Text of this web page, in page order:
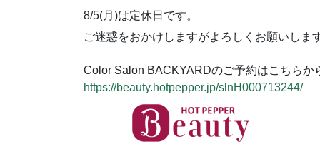
8/5(月)は定休日です。
ご迷惑をおかけしますがよろしくお願いしま
Color Salon BACKYARDのご予約はこちらか
https://beauty.hotpepper.jp/slnH000713244/